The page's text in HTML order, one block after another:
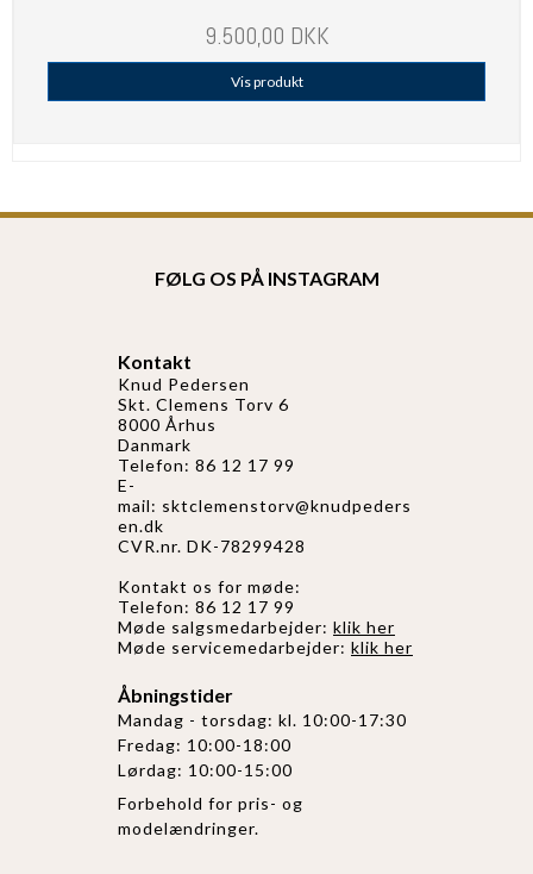
9.500,00 DKK
Vis produkt
FØLG OS PÅ INSTAGRAM
Kontakt
Knud Pedersen
Skt. Clemens Torv 6
8000 Århus
Danmark
Telefon: 86 12 17 99
E-
mail: sktclemenstorv@knudpeders
en.dk
CVR.nr. DK-78299428
Kontakt os for møde:
Telefon: 86 12 17 99
Møde salgsmedarbejder: klik her
Møde servicemedarbejder: klik her
Åbningstider
Mandag - torsdag: kl. 10:00-17:30
Fredag: 10:00-18:00
Lørdag: 10:00-15:00
Forbehold for pris- og
modelændringer.